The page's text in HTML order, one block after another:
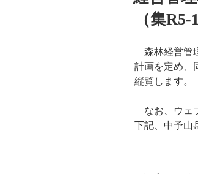
（集R5-
森林経営管
計画を定め、
縦覧します。
なお、ウェ
下記、中予山